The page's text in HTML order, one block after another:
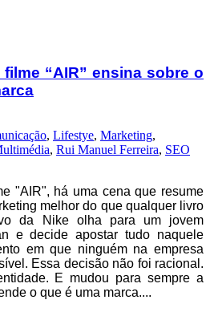
“AIR” ensina sobre o
, Lifestye, Marketing,
, Rui Manuel Ferreira, SEO
"AIR", há uma cena que resume
melhor do que qualquer livro
da Nike olha para um jovem
e decide apostar tudo naquele
em que ninguém na empresa
Essa decisão não foi racional.
E mudou para sempre a
o que é uma marca....